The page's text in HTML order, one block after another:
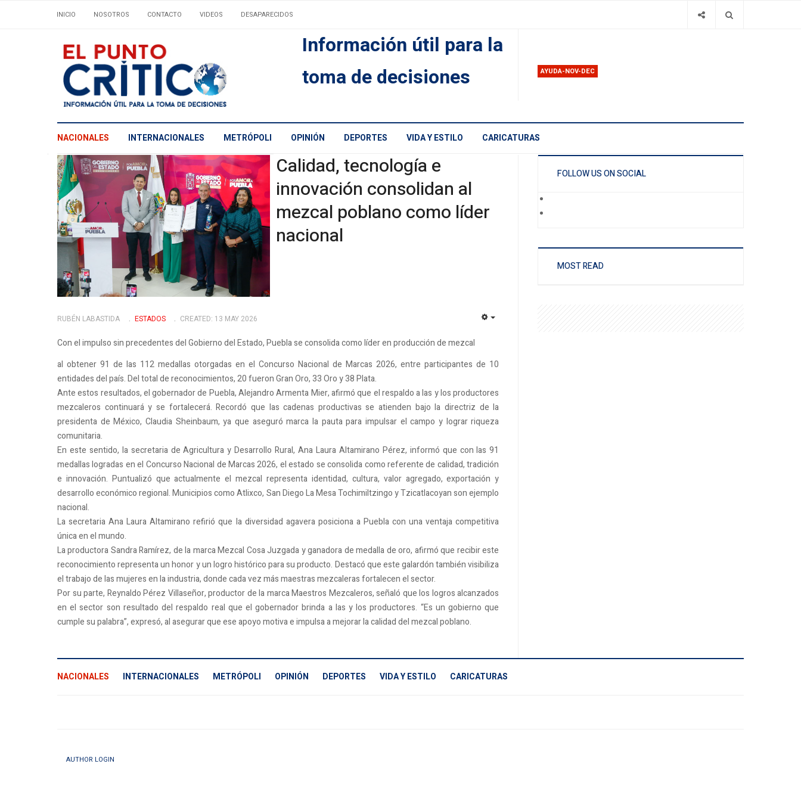
INICIO NOSOTROS CONTACTO VIDEOS DESAPARECIDOS
Información útil para la
toma de decisiones
AYUDA-NOV-DEC
NACIONALES INTERNACIONALES METRÓPOLI OPINIÓN DEPORTES VIDA Y ESTILO CARICATURAS
Calidad, tecnología e
innovación consolidan al
mezcal poblano como líder
nacional
RUBÉN LABASTIDA ESTADOS CREATED: 13 MAY 2026
Con el impulso sin precedentes del Gobierno del Estado, Puebla se consolida como líder en producción de mezcal
al obtener 91 de las 112 medallas otorgadas en el Concurso Nacional de Marcas 2026, entre participantes de 10
entidades del país. Del total de reconocimientos, 20 fueron Gran Oro, 33 Oro y 38 Plata.
Ante estos resultados, el gobernador de Puebla, Alejandro Armenta Mier, afirmó que el respaldo a las y los productores
mezcaleros continuará y se fortalecerá. Recordó que las cadenas productivas se atienden bajo la directriz de la
presidenta de México, Claudia Sheinbaum, ya que aseguró marca la pauta para impulsar el campo y lograr riqueza
comunitaria.
En este sentido, la secretaria de Agricultura y Desarrollo Rural, Ana Laura Altamirano Pérez, informó que con las 91
medallas logradas en el Concurso Nacional de Marcas 2026, el estado se consolida como referente de calidad, tradición
e innovación. Puntualizó que actualmente el mezcal representa identidad, cultura, valor agregado, exportación y
desarrollo económico regional. Municipios como Atlixco, San Diego La Mesa Tochimiltzingo y Tzicatlacoyan son ejemplo
nacional.
La secretaria Ana Laura Altamirano refirió que la diversidad agavera posiciona a Puebla con una ventaja competitiva
única en el mundo.
La productora Sandra Ramírez, de la marca Mezcal Cosa Juzgada y ganadora de medalla de oro, afirmó que recibir este
reconocimiento representa un honor y un logro histórico para su producto. Destacó que este galardón también visibiliza
el trabajo de las mujeres en la industria, donde cada vez más maestras mezcaleras fortalecen el sector.
Por su parte, Reynaldo Pérez Villaseñor, productor de la marca Maestros Mezcaleros, señaló que los logros alcanzados
en el sector son resultado del respaldo real que el gobernador brinda a las y los productores. “Es un gobierno que
cumple su palabra”, expresó, al asegurar que ese apoyo motiva e impulsa a mejorar la calidad del mezcal poblano.
FOLLOW US ON SOCIAL
MOST READ
NACIONALES INTERNACIONALES METRÓPOLI OPINIÓN DEPORTES VIDA Y ESTILO CARICATURAS
AUTHOR LOGIN